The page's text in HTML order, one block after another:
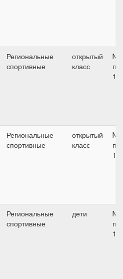
Региональные
спортивные
открытый
класс
№3
Региональные
спортивные
открытый
класс
Региональные
спортивные
дети